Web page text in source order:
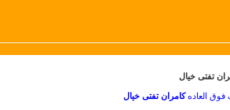
تفتی خیال
العادهکامران تفتی خیال